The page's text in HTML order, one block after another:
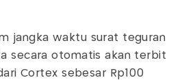
jangka waktu surat teguran
secara otomatis akan terbit
Cortex sebesar Rp100